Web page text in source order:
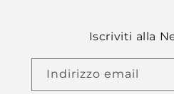
Iscriviti alla
Indirizzo email